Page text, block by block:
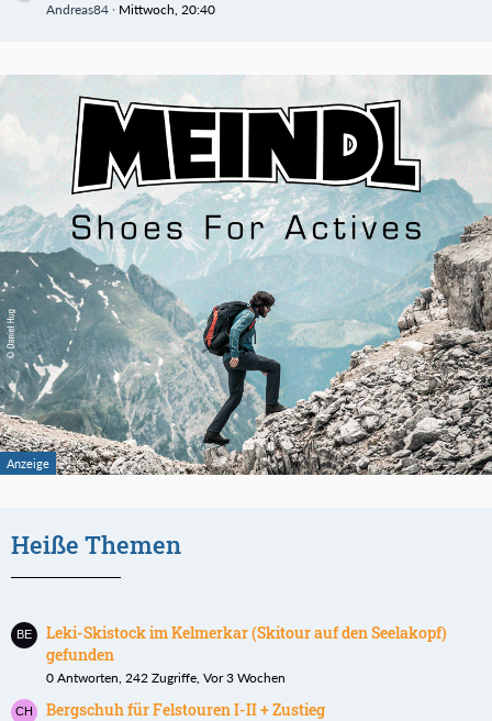
Andreas84 Mittwoch, 20:40
Heiße Themen
Leki-Skistock im Kelmerkar (Skitour auf den Seelakopf)
gefunden
0 Antworten, 242 Zugriffe, Vor 3 Wochen
Bergschuh für Felstouren I-II + Zustieg